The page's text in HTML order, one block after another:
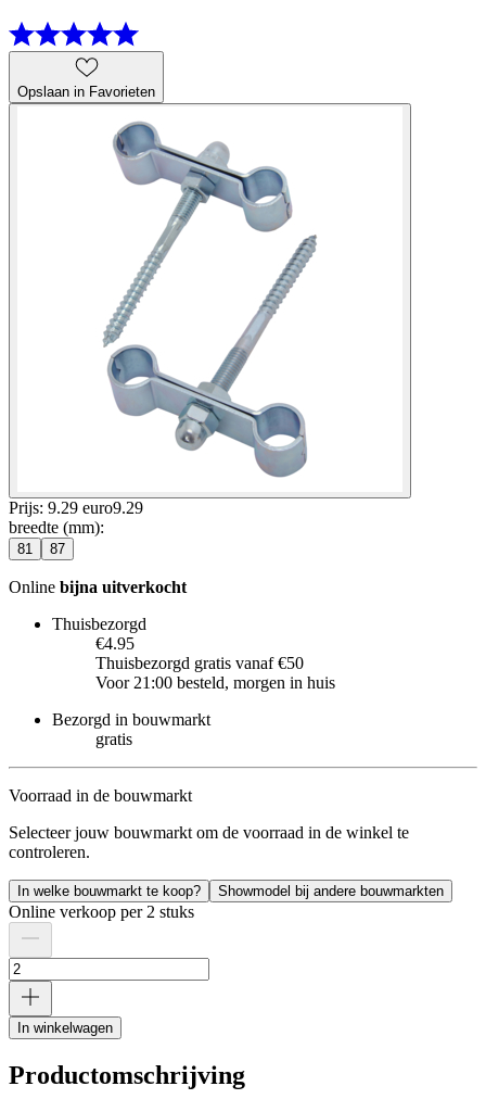
Opslaan in Favorieten
Prijs: 9.29 euro9.29
breedte (mm):
81 87
Online bijna uitverkocht
Thuisbezorgd
€4.95
Thuisbezorgd gratis vanaf €50
Voor 21:00 besteld, morgen in huis
Bezorgd in bouwmarkt
gratis
Voorraad in de bouwmarkt
Selecteer jouw bouwmarkt om de voorraad in de winkel te
controleren.
In welke bouwmarkt te koop? Showmodel bij andere bouwmarkten
Online verkoop per 2 stuks
In winkelwagen
Productomschrijving